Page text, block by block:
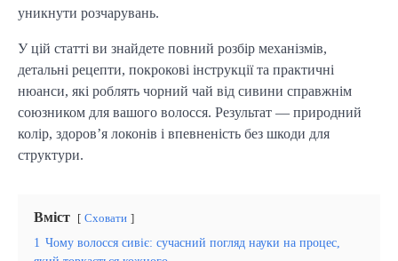
уникнути розчарувань.
У цій статті ви знайдете повний розбір механізмів,
детальні рецепти, покрокові інструкції та практичні
нюанси, які роблять чорний чай від сивини справжнім
союзником для вашого волосся. Результат — природний
колір, здоров’я локонів і впевненість без шкоди для
структури.
Вміст Сховати
1 Чому волосся сивіє: сучасний погляд науки на процес,